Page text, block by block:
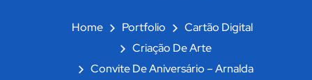
Home Portfolio
Cartão Digital
Criação De Arte
Convite De Aniversário – Arnalda